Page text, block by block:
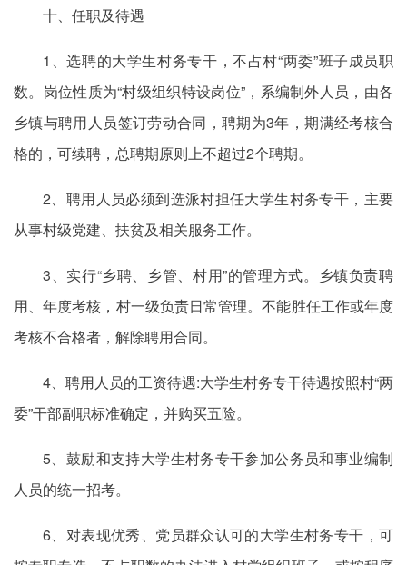
十、任职及待遇
1、选聘的大学生村务专干，不占村“两委”班子成员职
数。岗位性质为“村级组织特设岗位”，系编制外人员，由各
乡镇与聘用人员签订劳动合同，聘期为3年，期满经考核合
格的，可续聘，总聘期原则上不超过2个聘期。
2、聘用人员必须到选派村担任大学生村务专干，主要
从事村级党建、扶贫及相关服务工作。
3、实行“乡聘、乡管、村用”的管理方式。乡镇负责聘
用、年度考核，村一级负责日常管理。不能胜任工作或年度
考核不合格者，解除聘用合同。
4、聘用人员的工资待遇:大学生村务专干待遇按照村“两
委”干部副职标准确定，并购买五险。
5、鼓励和支持大学生村务专干参加公务员和事业编制
人员的统一招考。
6、对表现优秀、党员群众认可的大学生村务专干，可